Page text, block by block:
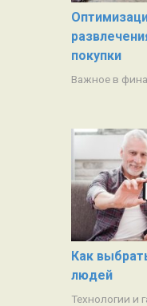
покупки
Важное в
Как
людей
Технологии и